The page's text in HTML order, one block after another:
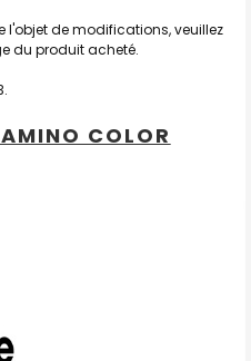
l'objet de modifications, veuillez
du produit acheté.
COLOR